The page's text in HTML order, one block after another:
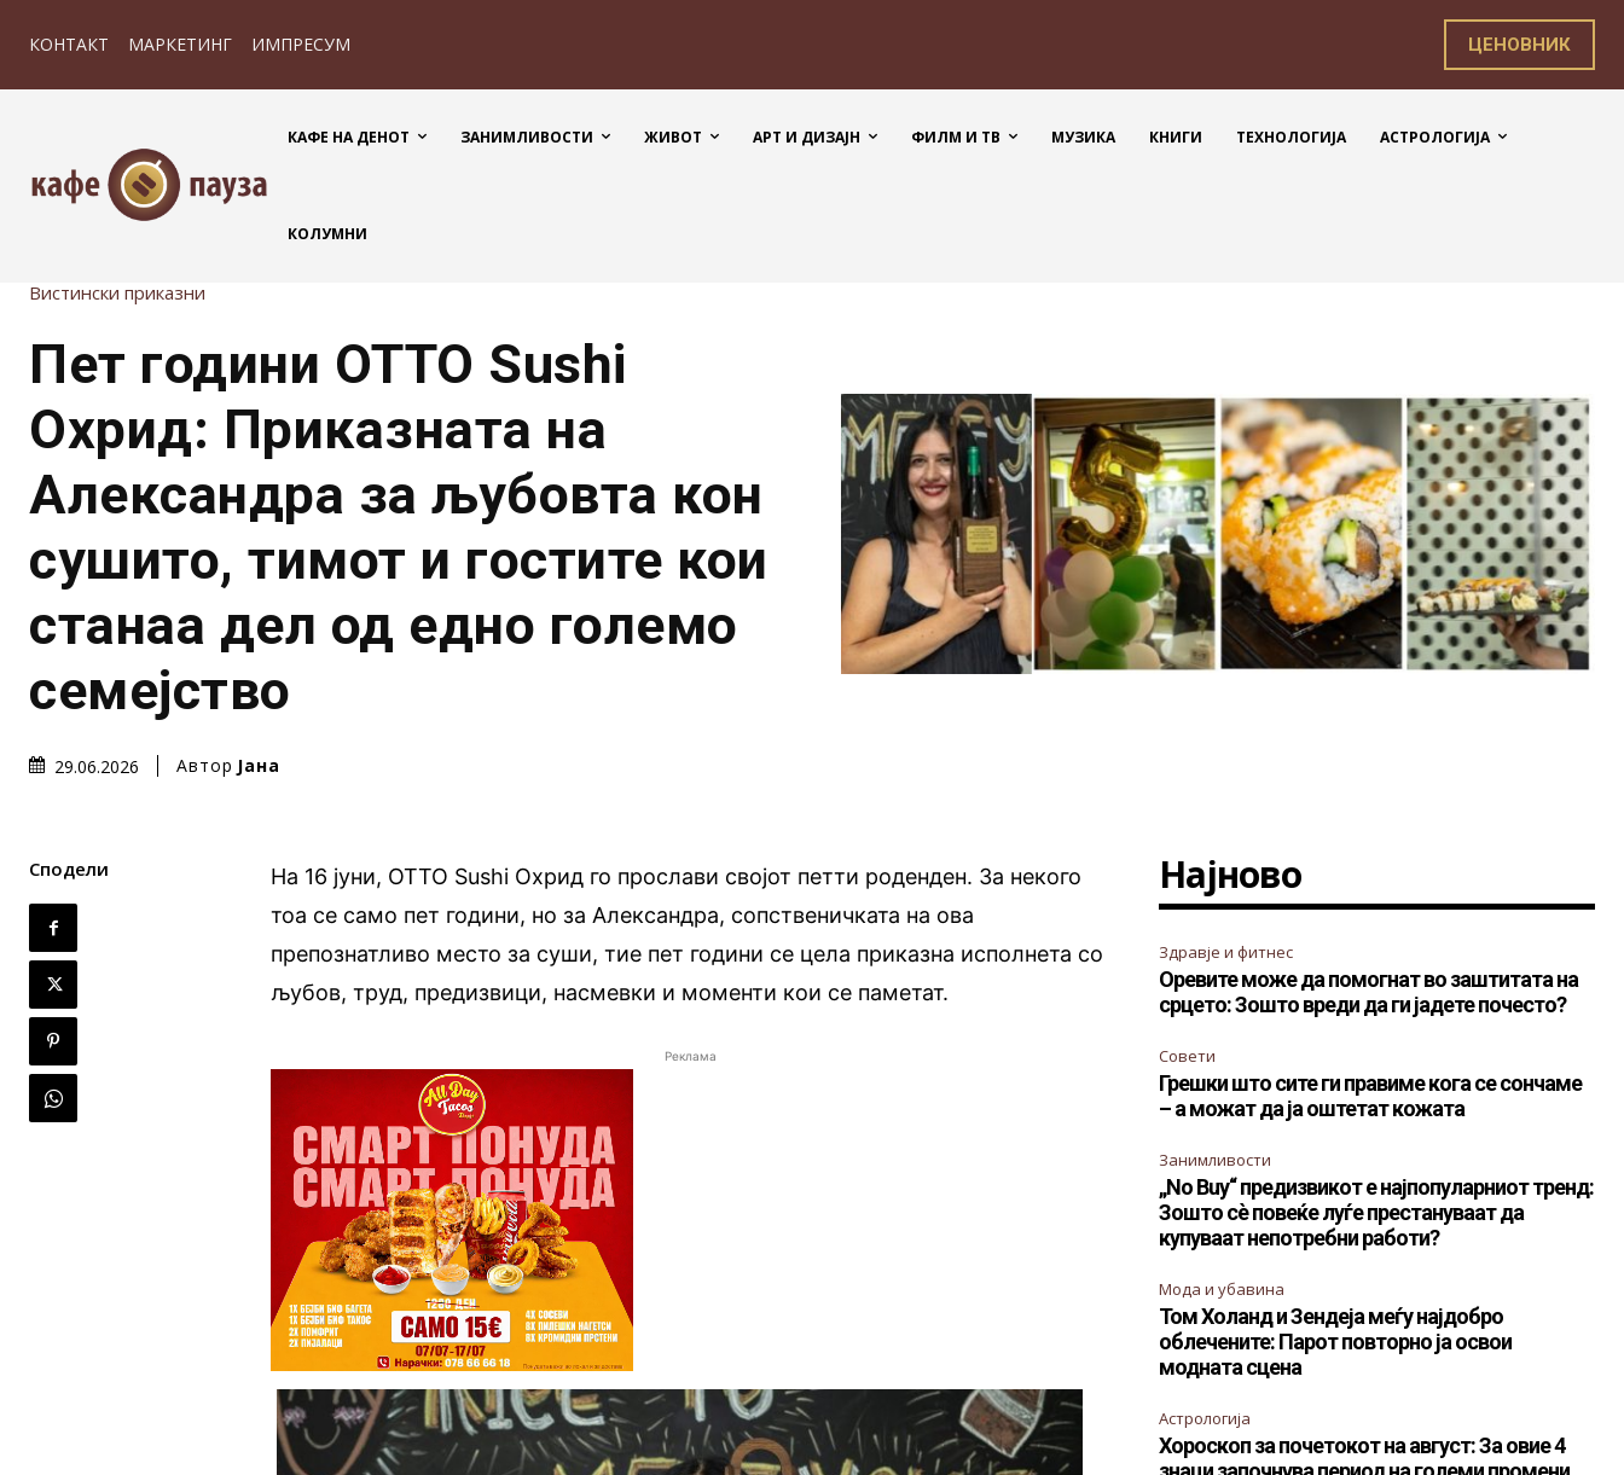
КОНТАКТ МАРКЕТИНГ ИМПРЕСУМ ЦЕНОВНИК
КАФЕ НА ДЕНОТ ЗАНИМЛИВОСТИ ЖИВОТ АРТ И ДИЗАЈН ФИЛМ И ТВ МУЗИКА КНИГИ ТЕХНОЛОГИЈА АСТРОЛОГИЈА
КОЛУМНИ
Вистински приказни
Пет години OTTO Sushi
Охрид: Приказната на
Александра за љубовта кон
сушито, тимот и гостите кои
станаа дел од едно големо
семејство
29.06.2026 Автор Јана
Сподели
На 16 јуни, OTTO Sushi Охрид го прослави својот петти роденден. За некого
тоа се само пет години, но за Александра, сопственичката на ова
препознатливо место за суши, тие пет години се цела приказна исполнета со
љубов, труд, предизвици, насмевки и моменти кои се паметат.
Реклама
Најново
Здравје и фитнес
Оревите може да помогнат во заштитата на
срцето: Зошто вреди да ги јадете почесто?
Совети
Грешки што сите ги правиме кога се сончаме
– а можат да ја оштетат кожата
Занимливости
„No Buy“ предизвикот е најпопуларниот тренд:
Зошто сè повеќе луѓе престануваат да
купуваат непотребни работи?
Мода и убавина
Том Холанд и Зендеја меѓу најдобро
облечените: Парот повторно ја освои
модната сцена
Астрологија
Хороскоп за почетокот на август: За овие 4